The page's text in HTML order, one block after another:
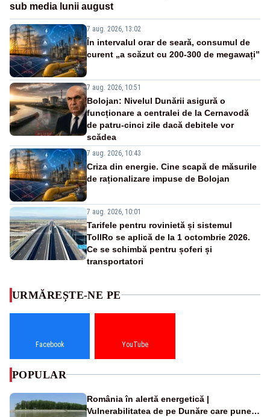
sub media lunii august
7 aug. 2026, 13:02
În intervalul orar de seară, consumul de
curent „a scăzut cu 200-300 de megawați”
7 aug. 2026, 10:51
Bolojan: Nivelul Dunării asigură o
funcționare a centralei de la Cernavodă
de patru-cinci zile dacă debitele vor
scădea
7 aug. 2026, 10:43
Criza din energie. Cine scapă de măsurile
de raționalizare impuse de Bolojan
7 aug. 2026, 10:01
Tarifele pentru rovinietă și sistemul
TollRo se aplică de la 1 octombrie 2026.
Ce se schimbă pentru șoferi și
transportatori
URMĂREȘTE-NE PE
Facebook YouTube
POPULAR
România în alertă energetică |
Vulnerabilitatea de pe Dunăre care pune